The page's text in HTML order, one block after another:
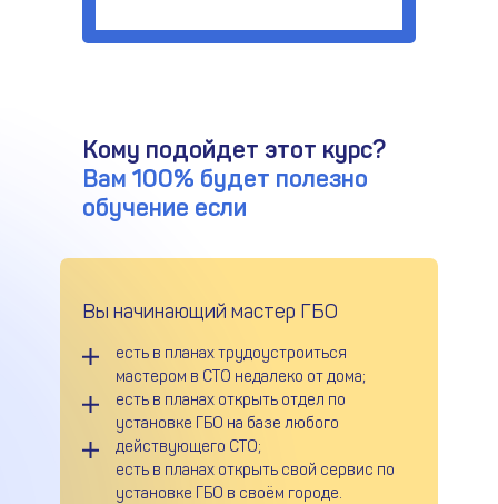
Кому подойдет этот курс?
Вам 100% будет полезно
обучение если
Вы начинающий мастер ГБО
есть в планах трудоустроиться
мастером в СТО недалеко от дома;
есть в планах открыть отдел по
установке ГБО на базе любого
действующего СТО;
есть в планах открыть свой сервис по
установке ГБО в своём городе.